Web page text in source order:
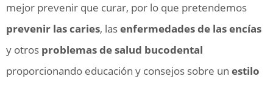
mejor prevenir que curar, por lo que pretendemos
prevenir las caries, lasenfermedades de las encías
y otros problemas de salud bucodental
proporcionando educación y consejos sobre un estilo